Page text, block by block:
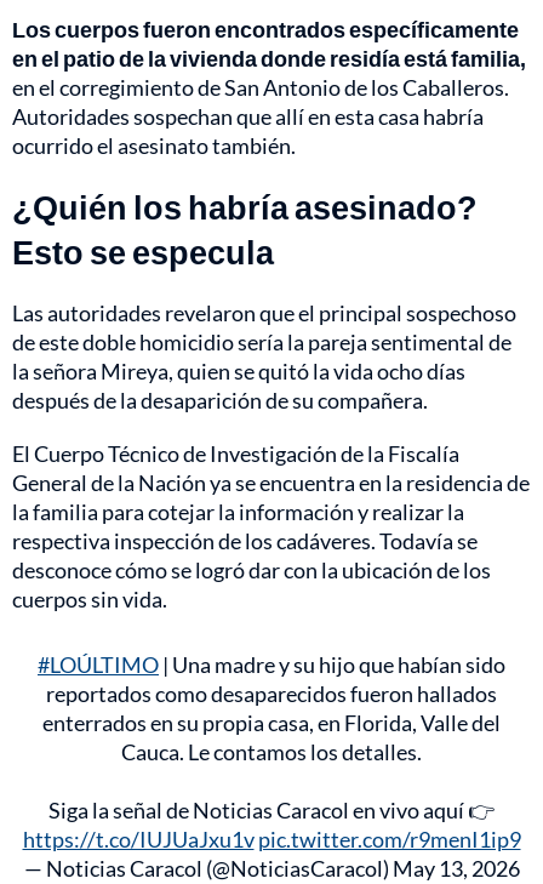
Los cuerpos fueron encontrados específicamente
en el patio de la vivienda donde residía está familia,
en el corregimiento de San Antonio de los Caballeros.
Autoridades sospechan que allí en esta casa habría
ocurrido el asesinato también.
¿Quién los habría asesinado?
Esto se especula
Las autoridades revelaron que el principal sospechoso
de este doble homicidio sería la pareja sentimental de
la señora Mireya, quien se quitó la vida ocho días
después de la desaparición de su compañera.
El Cuerpo Técnico de Investigación de la Fiscalía
General de la Nación ya se encuentra en la residencia de
la familia para cotejar la información y realizar la
respectiva inspección de los cadáveres. Todavía se
desconoce cómo se logró dar con la ubicación de los
cuerpos sin vida.
#LOÚLTIMO | Una madre y su hijo que habían sido
reportados como desaparecidos fueron hallados
enterrados en su propia casa, en Florida, Valle del
Cauca. Le contamos los detalles.
Siga la señal de Noticias Caracol en vivo aquí 👉
https://t.co/IUJUaJxu1v pic.twitter.com/r9menI1ip9
— Noticias Caracol (@NoticiasCaracol) May 13, 2026